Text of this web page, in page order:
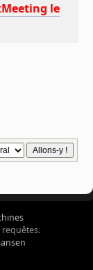
le
requêtes.